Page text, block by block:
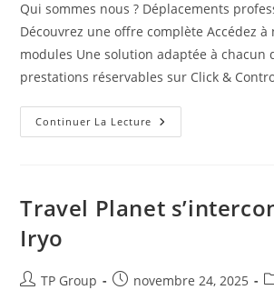
Qui sommes nous ? Déplacements
Découvrez une offre complète Accédez
modules Une solution adaptée à chacun
prestations réservables sur Click &
Continuer La Lecture
Travel Planet
Iryo
TP Group novembre 24, 2025